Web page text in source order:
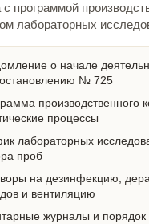
с программой
лабораторных
о начале
№ 725
производственного
процессы
лабораторных
проб
на дезинфекцию,
и вентиляцию
журналы и порядок